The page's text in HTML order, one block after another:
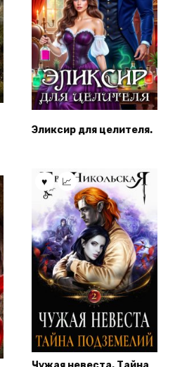
Эликсир для целителя.